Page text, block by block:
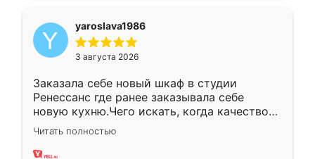
yaroslava1986
3 августа 2026
Заказала себе новый шкаф в студии
Ренессанс где ранее заказывала себе
новую кухню.Чего искать, когда качеством
вполне довольна. Служит кухня уже почти
два года, нареканий нет.
Читать полностью